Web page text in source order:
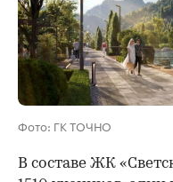
Фото: ГК ТОЧНО
В составе ЖК